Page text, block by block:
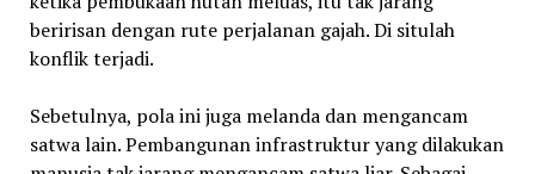
beririsan dengan rute perjalanan gajah. Di situlah
konflik terjadi.
Sebetulnya, pola ini juga melanda dan mengancam
satwa lain. Pembangunan infrastruktur yang dilakukan